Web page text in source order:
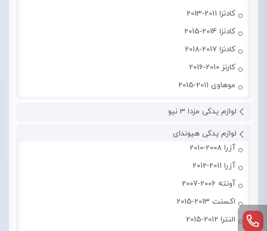
کادنزا 2011-2013
کادنزا 2014-2015
کادنزا 2017-2018
کارنز 2010-2016
موهاوی 2011-2015
لوازم یدکی مزدا 3 نیو
لوازم یدکی هیوندای
آزرا 2008-2010
آزرا 2011-2012
آونته 2006-2007
اکسنت 2013-2015
النترا 2012-2015